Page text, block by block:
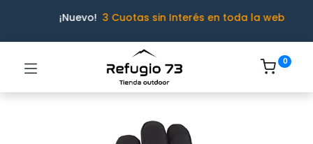
¡Nuevo! 3 Cuotas sin Interés en toda la web
0